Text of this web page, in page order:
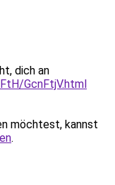
dich an
GcnFtjV.html
möchtest, kannst
.